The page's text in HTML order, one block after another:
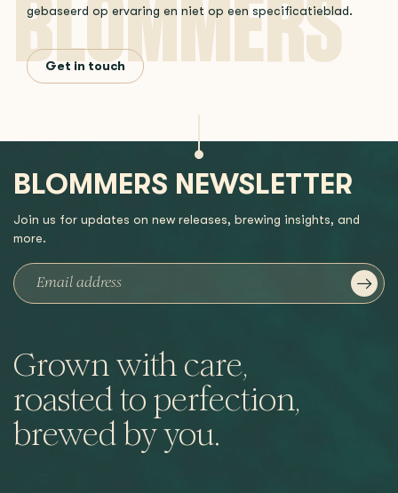
gebaseerd op ervaring en niet op een specificatieblad.
Get in touch
Grown with care,
roasted to perfection,
brewed by you.
BLOMMERS NEWSLETTER
Join us for updates on new releases, brewing insights, and
more.